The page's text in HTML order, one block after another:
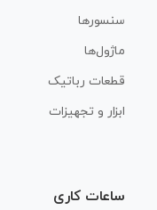
سنسورها
ماژول‌ها
قطعات رباتیک
ابزار و تجهیزات
ساعات کاری